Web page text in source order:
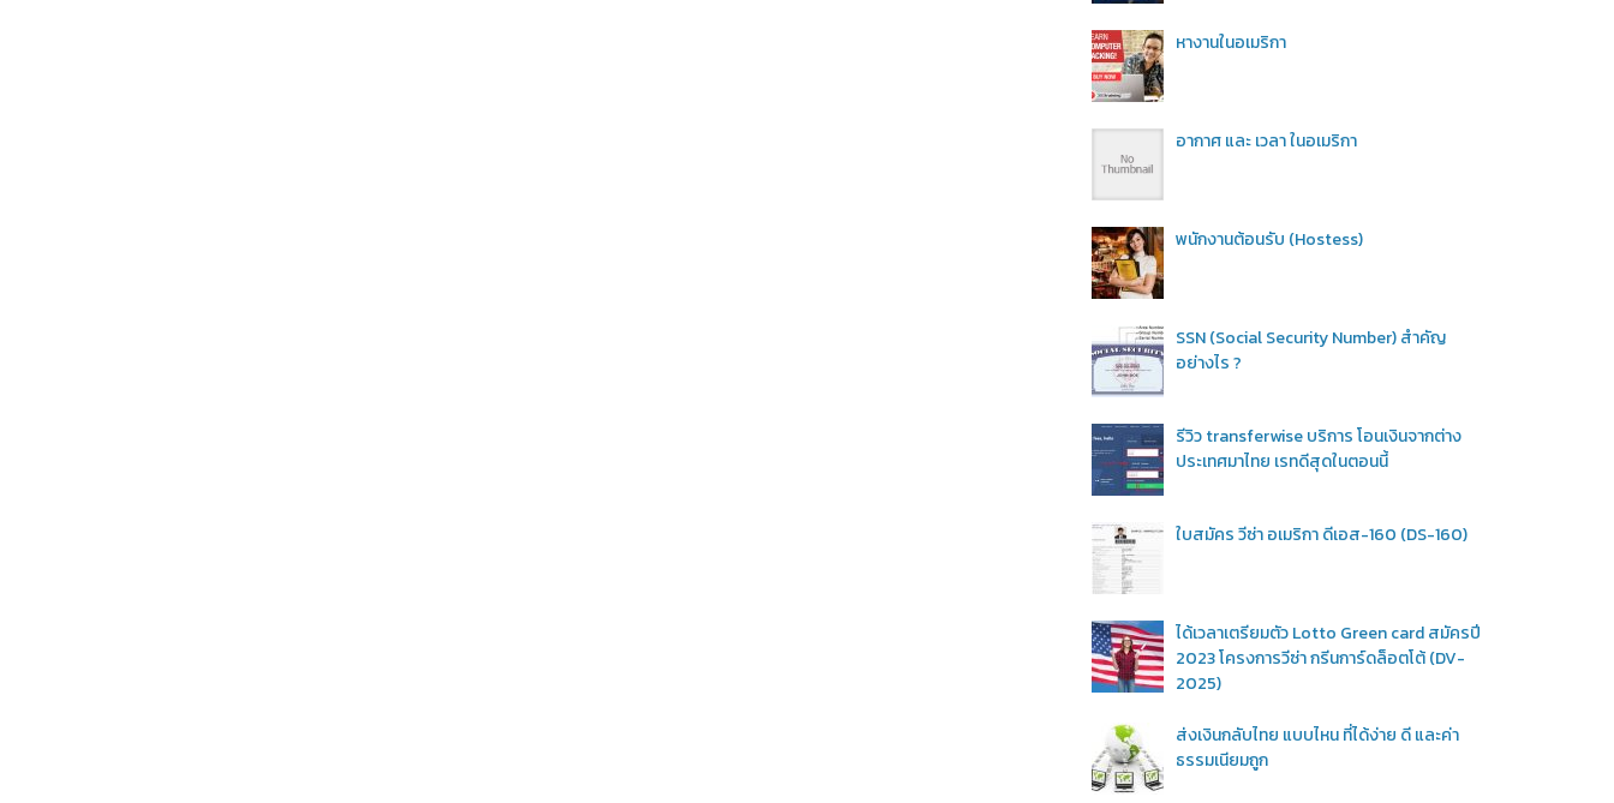
หางานในอเมริกา
อากาศ และ เวลา ในอเมริกา
พนักงานต้อนรับ (Hostess)
SSN (Social Security Number) สำคัญ
อย่างไร ?
รีวิว transferwise บริการ โอนเงินจากต่าง
ประเทศมาไทย เรทดีสุดในตอนนี้
ใบสมัคร วีซ่า อเมริกา ดีเอส-160 (DS-160)
ได้เวลาเตรียมตัว Lotto Green card สมัครปี
2023 โครงการวีซ่า กรีนการ์ดล็อตโต้ (DV-
2025)
ส่งเงินกลับไทย แบบไหน ที่ได้ง่าย ดี และค่า
ธรรมเนียมถูก